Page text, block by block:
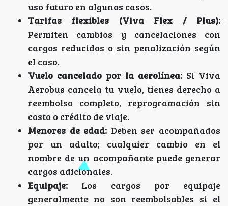
uso futuro en algunos casos.
Tarifas flexibles (Viva Flex / Plus):
Permiten cambios y cancelaciones con
cargos reducidos o sin penalización según
el caso.
Vuelo cancelado por la aerolínea: Si Viva
Aerobus cancela tu vuelo, tienes derecho a
reembolso completo, reprogramación sin
costo o crédito de viaje.
Menores de edad: Deben ser acompañados
por un adulto; cualquier cambio en el
nombre de un acompañante puede generar
cargos adicionales.
Equipaje: Los cargos por equipaje
generalmente no son reembolsables si el